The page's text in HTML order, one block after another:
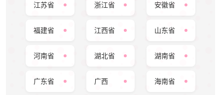
江苏省 浙江省 安徽省
福建省 江西省 山东省
河南省 湖北省 湖南省
广东省 广西 海南省